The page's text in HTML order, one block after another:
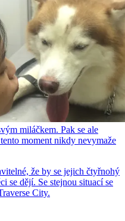
miláčkem. Pak se ale
moment nikdy nevymaže
že by se jejich čtyřnohý
se dějí. Se stejnou situací se
City.